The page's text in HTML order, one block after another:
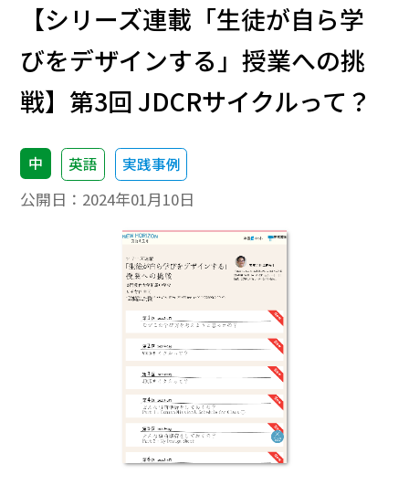
【シリーズ連載「生徒が自ら学
びをデザインする」授業への挑
戦】第3回 JDCRサイクルって？
中 英語 実践事例
公開日： 2024年01月10日